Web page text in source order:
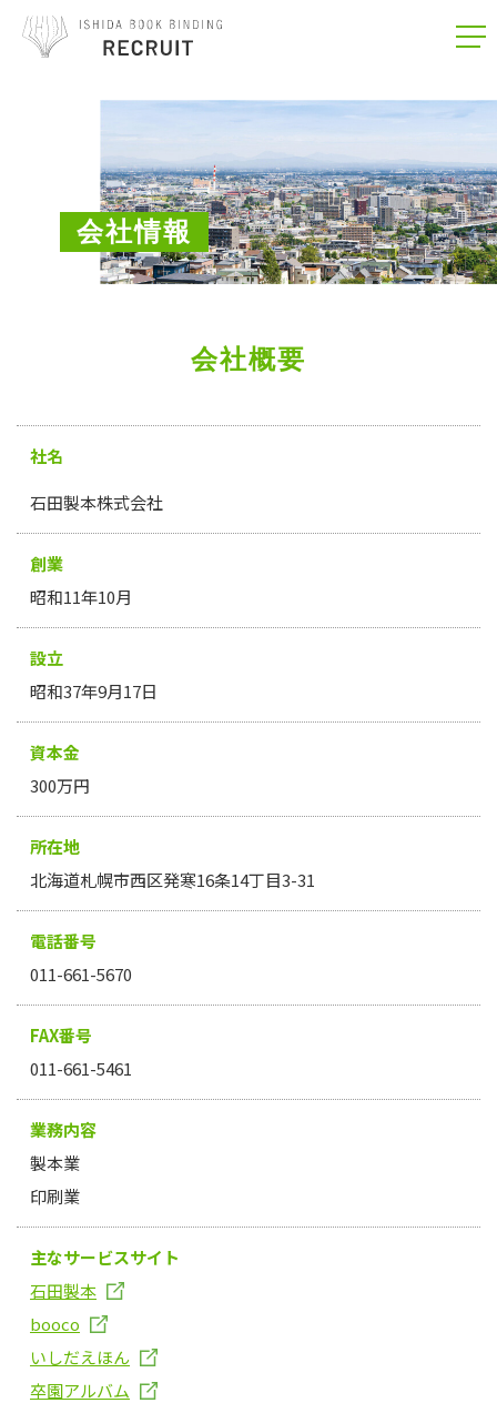
会社情報
会社概要
社名
石田製本株式会社
創業
昭和11年10月
設立
昭和37年9月17日
資本金
300万円
所在地
北海道札幌市西区発寒16条14丁目3-31
電話番号
011-661-5670
FAX番号
011-661-5461
業務内容
製本業
印刷業
主なサービスサイト
石田製本
booco
いしだえほん
卒園アルバム